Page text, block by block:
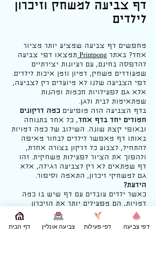
דף צביעה למשחק וזיכרון
לילדים
מחפשים דף צביעה שמציע יותר מציור
אחד? באתר Printpong תמצאו דפי צביעה
להדפסה בחינם, עם רעיונות יצירתיים
שמעודדים משחק, דמיון וזמן איכות לילדים.
דפי הצביעה שלנו לא מיועדים רק לצביעה,
אלא גם לפעילויות חכמות ומהנות
שמתאימות לבית ולגן.
בדף הצביעה הזה מופיעים כמה דרקונים
חמודים יחד בדף אחד, כל אחד בתנוחה
ובאופי קצת שונה. השילוב של כמה דמויות
באותו דף מאפשר לילדים לבחור מאיפה
להתחיל, לצבוע כל דרקון בצורה אחרת,
ולהפוך את הציור לפעילות משחקית. זהו
דף שמתאים לא רק לצביעה רגילה, אלא
גם למשחקי זיכרון, התאמה וסיפור.
הידעת?
כאשר ילדים עובדים עם דף שיש בו כמה
דמויות, הם מפעילים יותר את הזיכרון
והחשיבה. בחירה בין דמויות, השוואה
ביניהן והמצאת סיפורים משותפים עוזרים
דף הבית צביעה אונליין דפי פעילות דפי צביעה